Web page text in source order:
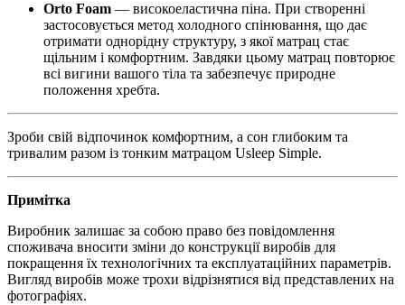
Orto Foam — високоеластична піна. При створенні
застосовується метод холодного спінювання, що дає
отримати однорідну структуру, з якої матрац стає
щільним і комфортним. Завдяки цьому матрац повторює
всі вигини вашого тіла та забезпечує природне
положення хребта.
Зроби свій відпочинок комфортним, а сон глибоким та
тривалим разом із тонким матрацом Usleep Simple.
Примітка
Виробник залишає за собою право без повідомлення
споживача вносити зміни до конструкції виробів для
покращення їх технологічних та експлуатаційних параметрів.
Вигляд виробів може трохи відрізнятися від представлених на
фотографіях.